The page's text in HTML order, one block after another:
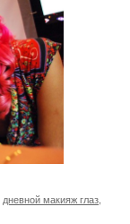
дневной макияж глаз,